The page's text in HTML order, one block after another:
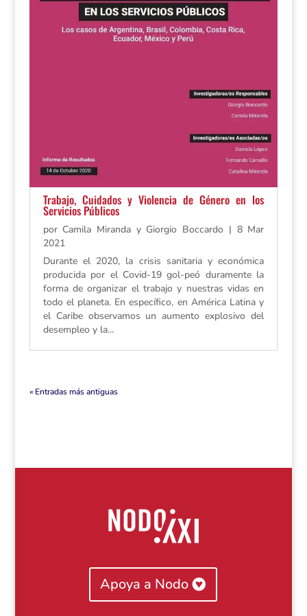
Trabajo, Cuidados y Violencia de Género en los
Servicios Públicos
por Camila Miranda y Giorgio Boccardo | 8 Mar
2021
Durante el 2020, la crisis sanitaria y económica
producida por el Covid-19 gol-peó duramente la
forma de organizar el trabajo y nuestras vidas en
todo el planeta. En específico, en América Latina y
el Caribe observamos un aumento explosivo del
desempleo y la...
« Entradas más antiguas
Apoya a Nodo